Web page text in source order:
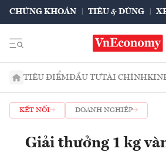
CHỨNG KHOÁN TIÊU & DÙNG
TIÊU ĐIỂMĐẦU TƯTÀI CHÍNH
KẾT NỐI DOANH NGHIỆP
Giải thưởng 1 kg